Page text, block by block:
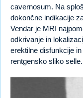
cavernosum. Na
dokončne indikacije
Vendar je MRI
odkrivanje in
erektilne disfunkcije
rentgensko sliko selle.